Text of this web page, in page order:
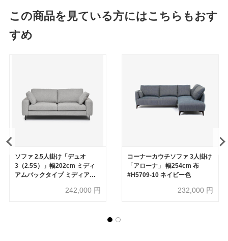
この商品を見ている方にはこちらもおす
すめ
ソファ 2.5人掛け「デュオ
3（2.5S）」幅202cm ミディ
アムバックタイプ ミディアム
ミディアムタイプ 脚部全5種類
242,000 円
コーナーカウチソファ 3人掛け
「アローナ」 幅254cm 布
#H5709-10 ネイビー色
232,000 円